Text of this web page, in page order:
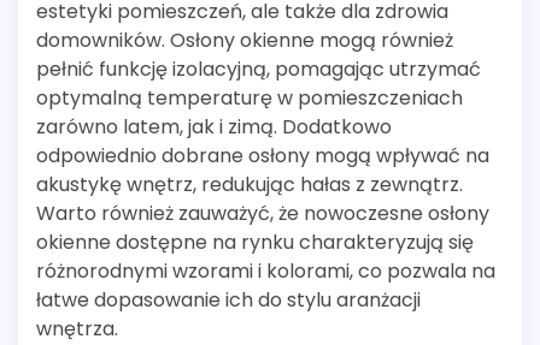
estetyki pomieszczeń, ale także dla zdrowia
domowników. Osłony okienne mogą również
pełnić funkcję izolacyjną, pomagając utrzymać
optymalną temperaturę w pomieszczeniach
zarówno latem, jak i zimą. Dodatkowo
odpowiednio dobrane osłony mogą wpływać na
akustykę wnętrz, redukując hałas z zewnątrz.
Warto również zauważyć, że nowoczesne osłony
okienne dostępne na rynku charakteryzują się
różnorodnymi wzorami i kolorami, co pozwala na
łatwe dopasowanie ich do stylu aranżacji
wnętrza.